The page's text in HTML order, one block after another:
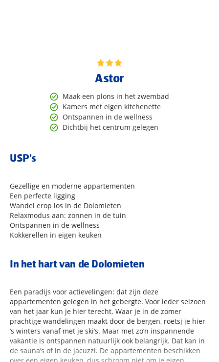
Astor
Maak een plons in het zwembad
Kamers met eigen kitchenette
Ontspannen in de wellness
Dichtbij het centrum gelegen
USP's
Gezellige en moderne appartementen
Een perfecte ligging
Wandel erop los in de Dolomieten
Relaxmodus aan: zonnen in de tuin
Ontspannen in de wellness
Kokkerellen in eigen keuken
In het hart van de Dolomieten
Een paradijs voor actievelingen: dat zijn deze
appartementen gelegen in het gebergte. Voor ieder seizoen
van het jaar kun je hier terecht. Waar je in de zomer
prachtige wandelingen maakt door de bergen, roetsj je hier
’s winters vanaf met je ski’s. Maar met zo’n inspannende
vakantie is ontspannen natuurlijk ook belangrijk. Dat kan in
de sauna’s of in de jacuzzi. De appartementen beschikken